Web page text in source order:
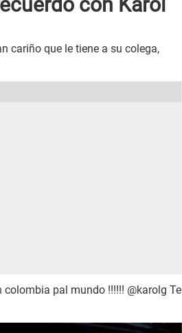
cariño que le tiene a su colega,
pal mundo !!!!!! @karolg Te